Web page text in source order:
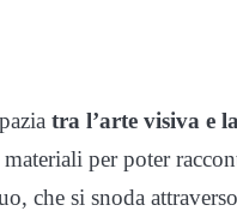
tra l’arte visiva e
per poter
che si snoda